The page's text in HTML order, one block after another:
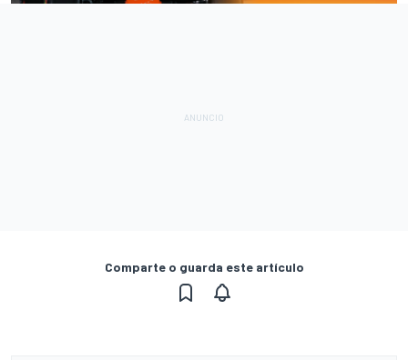
Comparte o guarda este artículo